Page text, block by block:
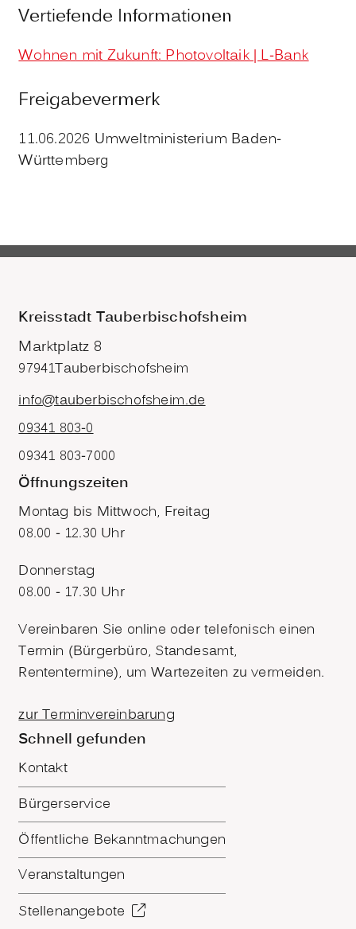
Vertiefende Informationen
Wohnen mit Zukunft: Photovoltaik | L-Bank
Freigabevermerk
11.06.2026 Umweltministerium Baden-
Württemberg
Kreisstadt Tauberbischofsheim
Marktplatz 8
97941Tauberbischofsheim
info@tauberbischofsheim.de
09341 803-0
09341 803-7000
Öffnungszeiten
Montag bis Mittwoch, Freitag
08.00 - 12.30 Uhr
Donnerstag
08.00 - 17.30 Uhr
Vereinbaren Sie online oder telefonisch einen
Termin (Bürgerbüro, Standesamt,
Rententermine), um Wartezeiten zu vermeiden.
zur Terminvereinbarung
Schnell gefunden
Kontakt
Bürgerservice
Öffentliche Bekanntmachungen
Veranstaltungen
Stellenangebote